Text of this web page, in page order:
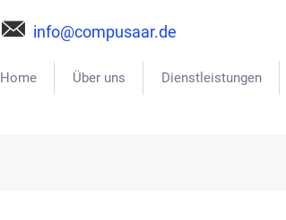
info@compusaar.de
Home Über uns Dienstleistungen